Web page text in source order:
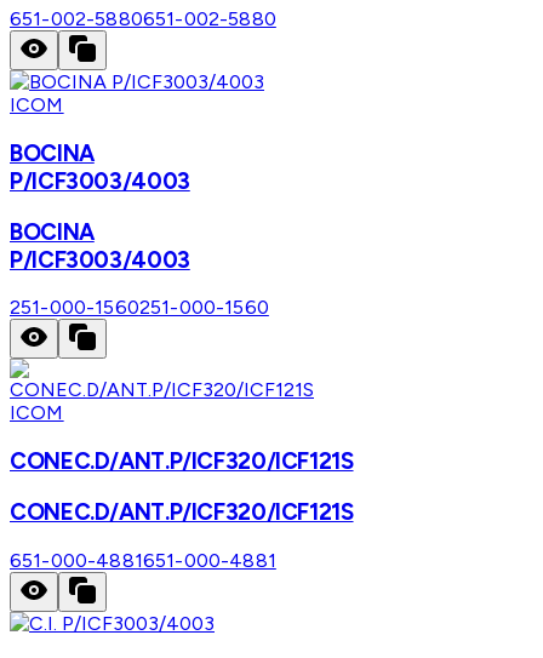
651-002-5880651-002-5880
ICOM
BOCINA
P/ICF3003/4003
BOCINA
P/ICF3003/4003
251-000-1560251-000-1560
ICOM
CONEC.D/ANT.P/ICF320/ICF121S
CONEC.D/ANT.P/ICF320/ICF121S
651-000-4881651-000-4881